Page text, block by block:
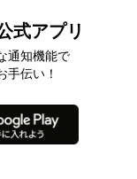
式アプリ
通知機能で
手伝い！